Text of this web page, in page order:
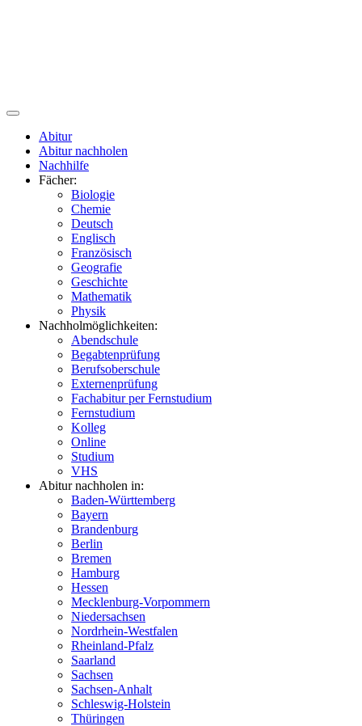
Abitur
Abitur nachholen
Nachhilfe
Fächer:
Biologie
Chemie
Deutsch
Englisch
Französisch
Geografie
Geschichte
Mathematik
Physik
Nachholmöglichkeiten:
Abendschule
Begabtenprüfung
Berufsoberschule
Externenprüfung
Fachabitur per Fernstudium
Fernstudium
Kolleg
Online
Studium
VHS
Abitur nachholen in:
Baden-Württemberg
Bayern
Brandenburg
Berlin
Bremen
Hamburg
Hessen
Mecklenburg-Vorpommern
Niedersachsen
Nordrhein-Westfalen
Rheinland-Pfalz
Saarland
Sachsen
Sachsen-Anhalt
Schleswig-Holstein
Thüringen